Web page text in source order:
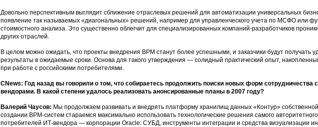
Довольно перспективным выглядит сближение отраслевых решений для автоматизации универсальных
появление так называемых «диагональных» решений, например для управленческого учета по МСФО или
стоимостного анализа. Это существенно облегчит для специализированных компаний-разработчиков
других отраслей.
В целом можно ожидать, что проекты внедрения ВРМ станут более успешными, и заказчики будут получать
результаты в ожидаемые сроки. Основа для такого утверждения — солидный практический опыт,
при работе с российскими потребителями.
CNews: Год назад вы говорили о том, что собираетесь продолжить поиски новых форм сотрудничества
вендорами. В какой степени удалось реализовать анонсированные планы в 2007 году?
Валерий Чаусов: Мы продолжаем развивать и внедрять платформу хранилищ данных «Контур»
создании ВРМ-систем стараемся максимально использовать технологические решения самого
потребителей ИТ-вендора — корпорации Oracle: СУБД, инструменты интеграции и средства визуализации